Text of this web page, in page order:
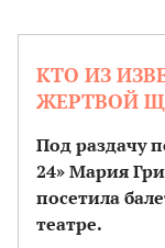
КТО ИЗ
ЖЕРТВОЙ
Под раздачу
24» Мария
посетила
театре.